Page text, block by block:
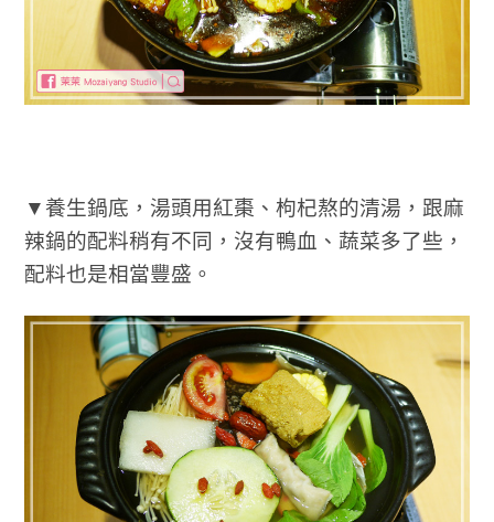
▼養生鍋底，湯頭用紅棗、枸杞熬的清湯，跟麻
辣鍋的配料稍有不同，沒有鴨血、蔬菜多了些，
配料也是相當豐盛。